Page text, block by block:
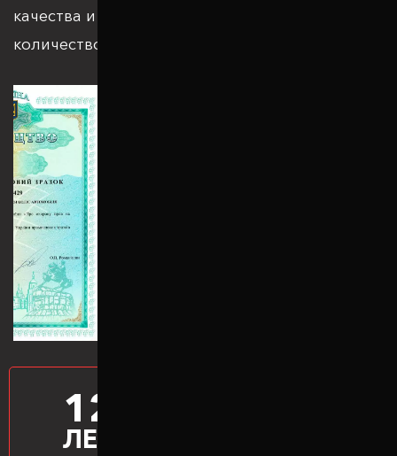
качества и подкрепляется большим
количеством патентов и сертификатов
12
ЛЕТ